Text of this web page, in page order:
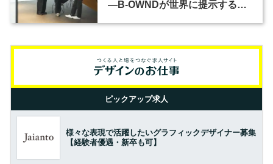
―B-OWNDが世界に提示する美
ピックアップ求人
様々な表現で活躍したいグラフィックデザイナー募集
【経験者優遇・新卒も可】